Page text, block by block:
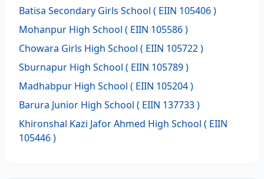
Batisa Secondary Girls School ( EIIN 105406 )
Mohanpur High School ( EIIN 105586 )
Chowara Girls High School ( EIIN 105722 )
Sburnapur High School ( EIIN 105789 )
Madhabpur High School ( EIIN 105204 )
Barura Junior High School ( EIIN 137733 )
Khironshal Kazi Jafor Ahmed High School ( EIIN
105446 )